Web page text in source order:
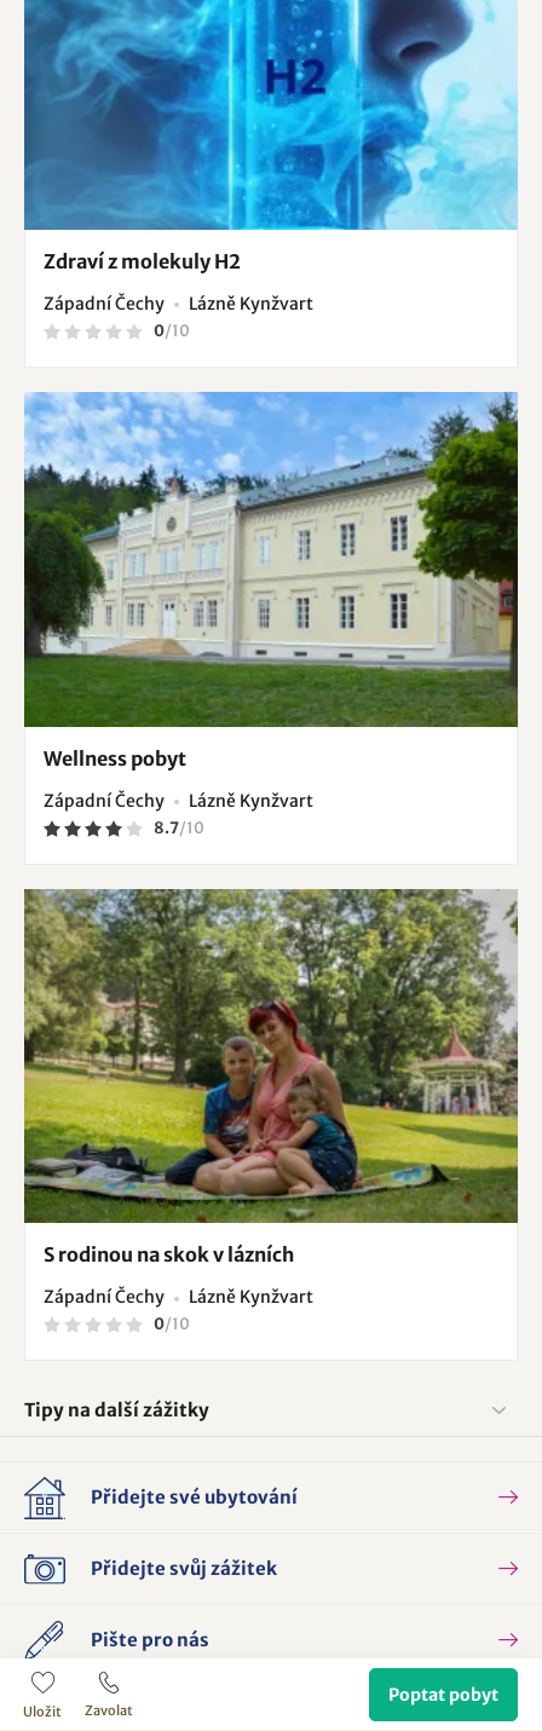
Uložit Zavolat
Poptat pobyt
Zdraví z molekuly H2
Západní Čechy Lázně Kynžvart
0/10
Wellness pobyt
Západní Čechy Lázně Kynžvart
8.7/10
S rodinou na skok v lázních
Západní Čechy Lázně Kynžvart
0/10
Tipy na další zážitky
Přidejte své ubytování
Přidejte svůj zážitek
Pište pro nás
Ubytování v regionech